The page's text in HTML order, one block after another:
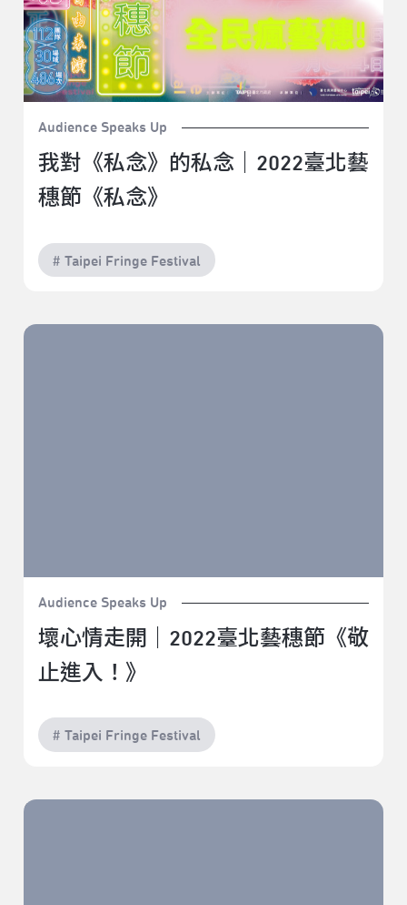
Audience Speaks Up
我對《私念》的私念｜2022臺北藝
穗節《私念》
# Taipei Fringe Festival
壞心情走開｜2022臺北藝穗節《敬止進入！》
Audience Speaks Up
壞心情走開｜2022臺北藝穗節《敬
止進入！》
# Taipei Fringe Festival
門鎖易換，心難修復｜2022臺北藝穗節《修鎖》